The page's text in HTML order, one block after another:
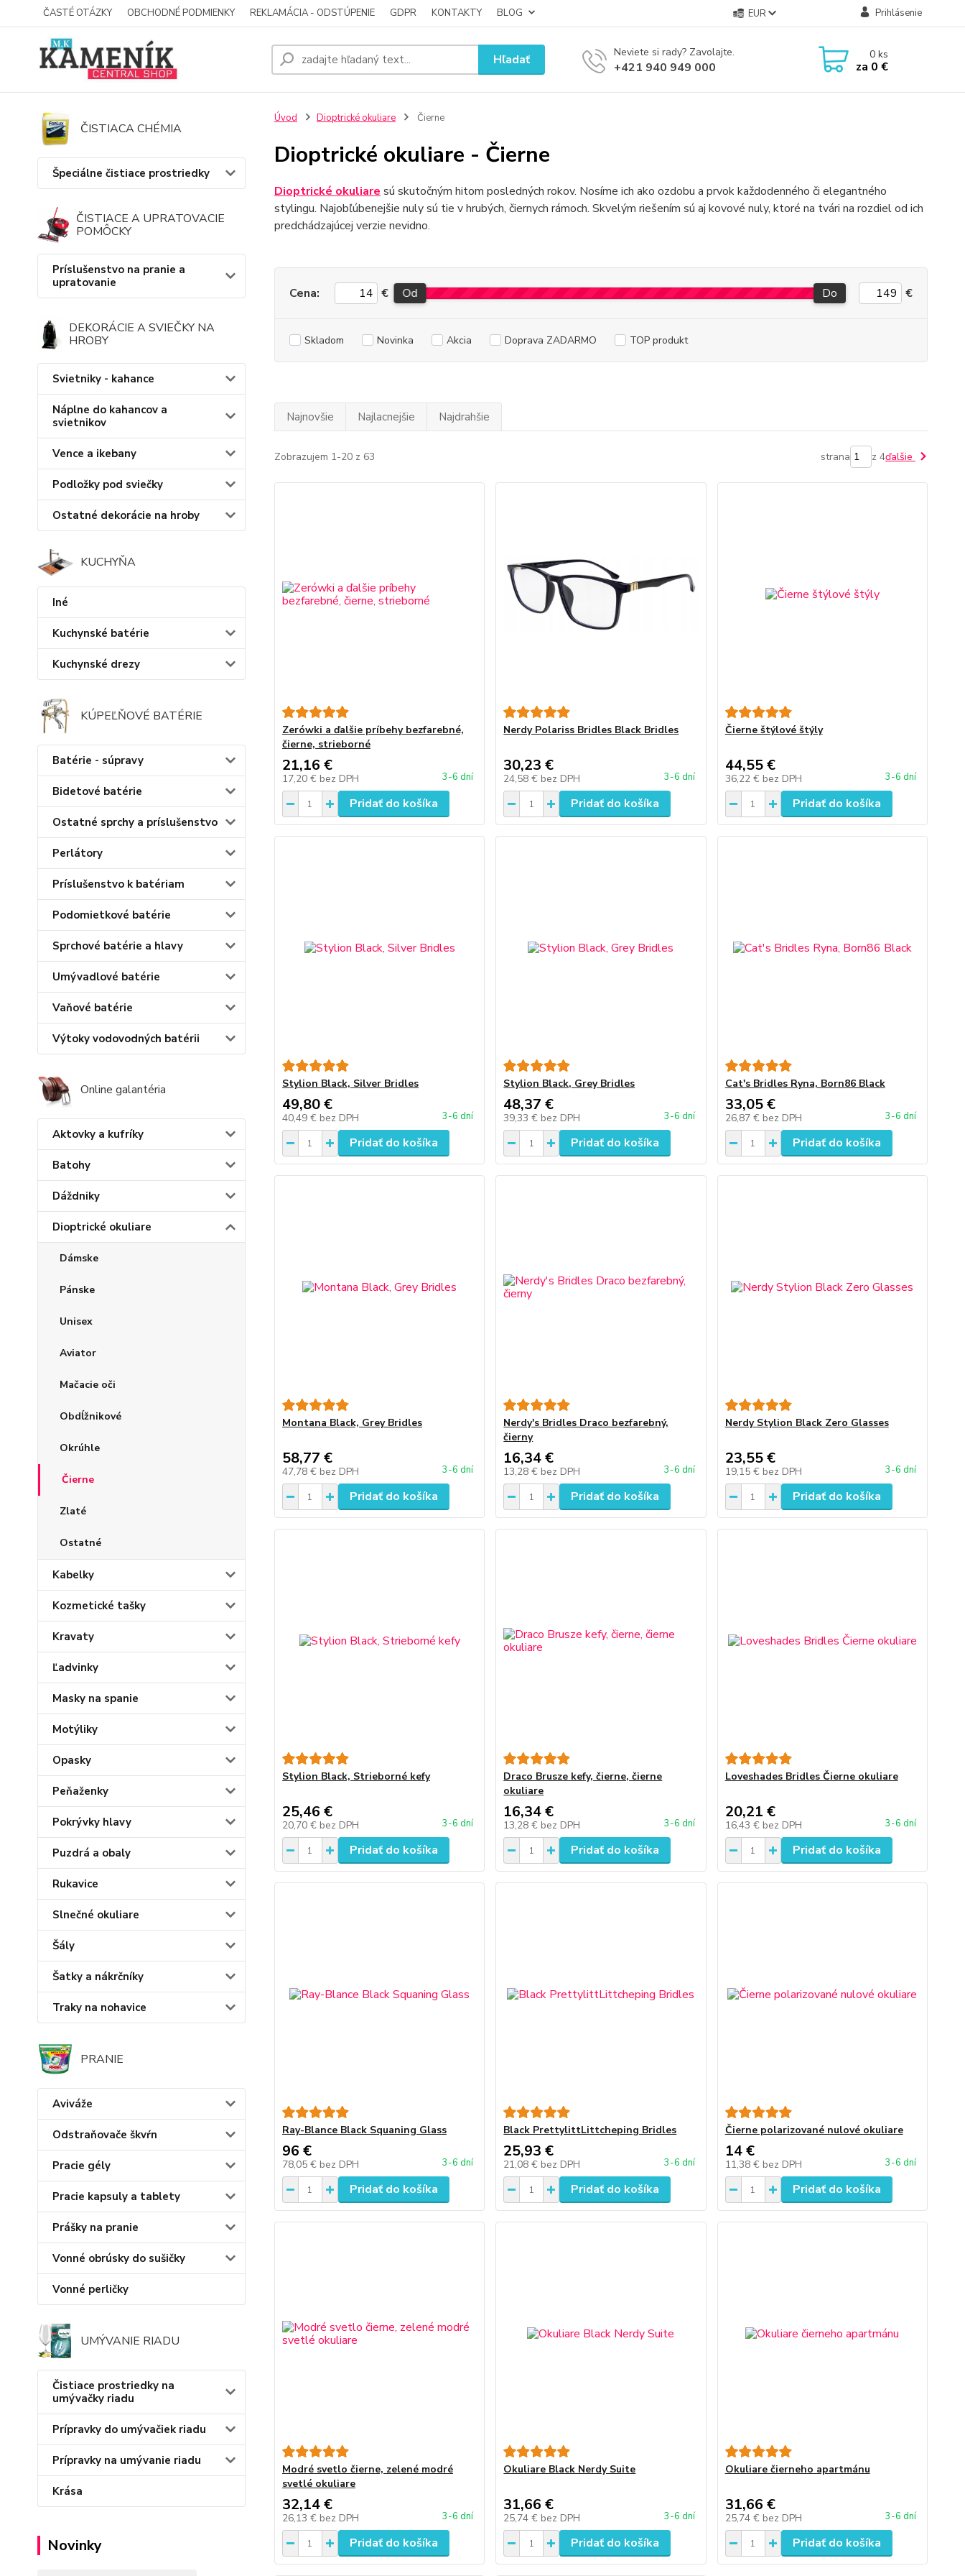
ČASTÉ OTÁZKY OBCHODNÉ PODMIENKY REKLAMÁCIA - ODSTÚPENIE GDPR KONTAKTY BLOG EUR Prihlásenie
Hľadať Neviete si rady? Zavolajte.
+421 940 949 000
0ks
za 0 €
ČISTIACA CHÉMIA
Špeciálne čistiace prostriedky
ČISTIACE A UPRATOVACIE
POMÔCKY
Príslušenstvo na pranie a
upratovanie
DEKORÁCIE A SVIEČKY NA
HROBY
Svietniky - kahance
Náplne do kahancov a
svietnikov
Vence a ikebany
Podložky pod sviečky
Ostatné dekorácie na hroby
KUCHYŇA
Iné
Kuchynské batérie
Kuchynské drezy
KÚPEĽŇOVÉ BATÉRIE
Batérie - súpravy
Bidetové batérie
Ostatné sprchy a príslušenstvo
Perlátory
Príslušenstvo k batériam
Podomietkové batérie
Sprchové batérie a hlavy
Umývadlové batérie
Vaňové batérie
Výtoky vodovodných batérii
Online galantéria
Aktovky a kufríky
Batohy
Dáždniky
Dioptrické okuliare
Dámske
Pánske
Unisex
Aviator
Mačacie oči
Obdĺžnikové
Okrúhle
Čierne
Zlaté
Ostatné
Kabelky
Kozmetické tašky
Kravaty
Ľadvinky
Masky na spanie
Motýliky
Opasky
Peňaženky
Pokrývky hlavy
Puzdrá a obaly
Rukavice
Slnečné okuliare
Šály
Šatky a nákrčníky
Traky na nohavice
PRANIE
Aviváže
Odstraňovače škvŕn
Pracie gély
Pracie kapsuly a tablety
Prášky na pranie
Vonné obrúsky do sušičky
Vonné perličky
UMÝVANIE RIADU
Čistiace prostriedky na
umývačky riadu
Prípravky do umývačiek riadu
Prípravky na umývanie riadu
Krása
Novinky
Úvod Dioptrické okuliare Čierne
Dioptrické okuliare - Čierne
Dioptrické okuliare sú skutočným hitom posledných rokov. Nosíme ich ako ozdobu a prvok každodenného či elegantného
stylingu. Najobľúbenejšie nuly sú tie v hrubých, čiernych rámoch. Skvelým riešením sú aj kovové nuly, ktoré na tvári na rozdiel od ich
predchádzajúcej verzie nevidno.
Cena: € Od Do €
Skladom Novinka Akcia Doprava ZADARMO TOP produkt
Najnovšie Najlacnejšie Najdrahšie
Zobrazujem 1-20 z 63 strana z 4ďalšie
Zerówki a ďalšie príbehy bezfarebné,
čierne, strieborné
21,16 €
17,20 € bez DPH 3-6 dní
Pridať do košíka
Nerdy Polariss Bridles Black Bridles
30,23 €
24,58 € bez DPH 3-6 dní
Pridať do košíka
Čierne štýlové štýly
44,55 €
36,22 € bez DPH 3-6 dní
Pridať do košíka
Stylion Black, Silver Bridles
49,80 €
40,49 € bez DPH 3-6 dní
Pridať do košíka
Stylion Black, Grey Bridles
48,37 €
39,33 € bez DPH 3-6 dní
Pridať do košíka
Cat's Bridles Ryna, Born86 Black
33,05 €
26,87 € bez DPH 3-6 dní
Pridať do košíka
Montana Black, Grey Bridles
58,77 €
47,78 € bez DPH 3-6 dní
Pridať do košíka
Nerdy's Bridles Draco bezfarebný,
čierny
16,34 €
13,28 € bez DPH 3-6 dní
Pridať do košíka
Nerdy Stylion Black Zero Glasses
23,55 €
19,15 € bez DPH 3-6 dní
Pridať do košíka
Stylion Black, Strieborné kefy
25,46 €
20,70 € bez DPH 3-6 dní
Pridať do košíka
Draco Brusze kefy, čierne, čierne
okuliare
16,34 €
13,28 € bez DPH 3-6 dní
Pridať do košíka
Loveshades Bridles Čierne okuliare
20,21 €
16,43 € bez DPH 3-6 dní
Pridať do košíka
Ray-Blance Black Squaning Glass
96 €
78,05 € bez DPH 3-6 dní
Pridať do košíka
Black PrettylittLittcheping Bridles
25,93 €
21,08 € bez DPH 3-6 dní
Pridať do košíka
Čierne polarizované nulové okuliare
14 €
11,38 € bez DPH 3-6 dní
Pridať do košíka
Modré svetlo čierne, zelené modré
svetlé okuliare
32,14 €
26,13 € bez DPH 3-6 dní
Pridať do košíka
Okuliare Black Nerdy Suite
31,66 €
25,74 € bez DPH 3-6 dní
Pridať do košíka
Okuliare čierneho apartmánu
31,66 €
25,74 € bez DPH 3-6 dní
Pridať do košíka